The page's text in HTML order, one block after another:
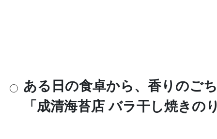
ある日の食卓から、香りのご
「成清海苔店 バラ干し焼きの